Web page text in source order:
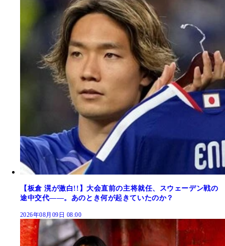
【板倉 滉が激白!!】大会直前の主将就任、スウェーデン戦の
途中交代――。あのとき何が起きていたのか？
2026年08月09日 08:00